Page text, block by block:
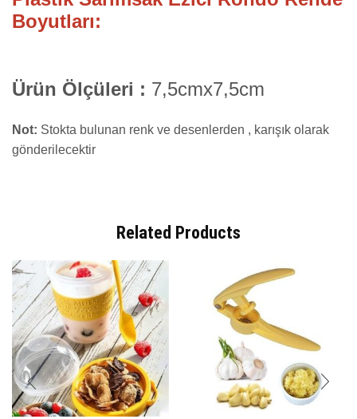
Boyutları:
Ürün Ölçüleri : 7,5cmx7,5cm
Not: Stokta bulunan renk ve desenlerden , karışık olarak
gönderilecektir
Related Products